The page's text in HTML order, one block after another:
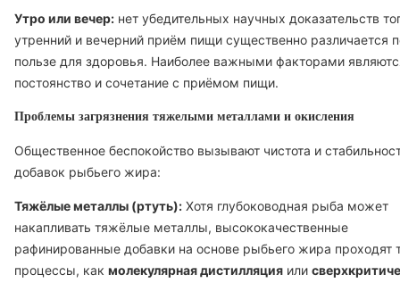
Утро или вечер: нет убедительных научных доказательств
утренний и вечерний приём пищи существенно различается
пользе для здоровья. Наиболее важными факторами
постоянство и сочетание с приёмом пищи.
Проблемы загрязнения тяжелыми металлами и окисления
Общественное беспокойство вызывают чистота и
добавок рыбьего жира:
Тяжёлые металлы (ртуть): Хотя глубоководная рыба может
накапливать тяжёлые металлы, высококачественные
рафинированные добавки на основе рыбьего жира проходят
процессы, как молекулярная дистилляция или